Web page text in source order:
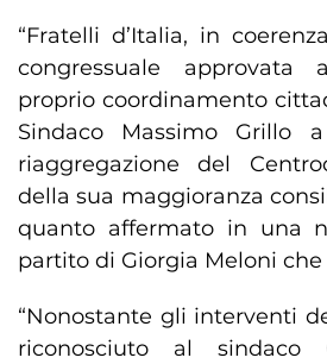
“Fratelli d’Italia, in
congressuale approvata
proprio coordinamento
Sindaco Massimo Grillo
riaggregazione del
della sua maggioranza
quanto affermato in una
partito di Giorgia Meloni
“Nonostante gli interventi
riconosciuto al